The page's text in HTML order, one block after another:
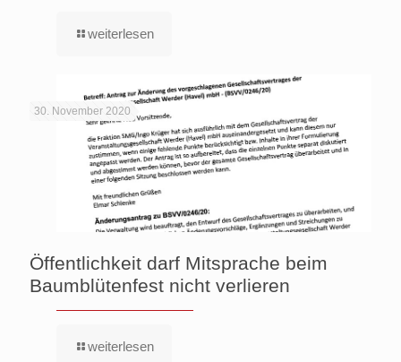
weiterlesen
30. November 2020
Öffentlichkeit darf Mitsprache beim
Baumblütenfest nicht verlieren
weiterlesen